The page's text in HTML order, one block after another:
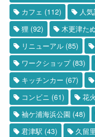
カフェ (112) 人
狸 (92) 木更津た
リニューアル (85)
ワークショップ(83)
キッチンカー (67)
コンビニ (61) 花火
袖ケ浦海浜公園 (48)
君津駅 (43) 久留